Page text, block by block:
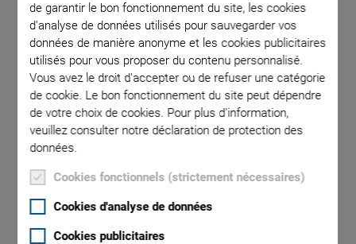
de garantir le bon fonctionnement du site, les cookies
d'analyse de données utilisés pour sauvegarder vos
données de manière anonyme et les cookies publicitaires
utilisés pour vous proposer du contenu personnalisé.
Vous avez le droit d'accepter ou de refuser une catégorie
de cookie. Le bon fonctionnement du site peut dépendre
de votre choix de cookies. Pour plus d'information,
veuillez consulter notre déclaration de protection des
données.
Cookies fonctionnels (strictement nécessaires)
Cookies d'analyse de données
Cookies publicitaires
V-308.AP1